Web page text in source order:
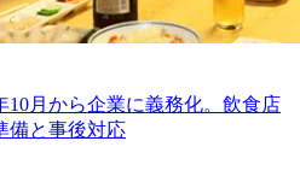
10月から企業に義務化。飲食店
備と事後対応